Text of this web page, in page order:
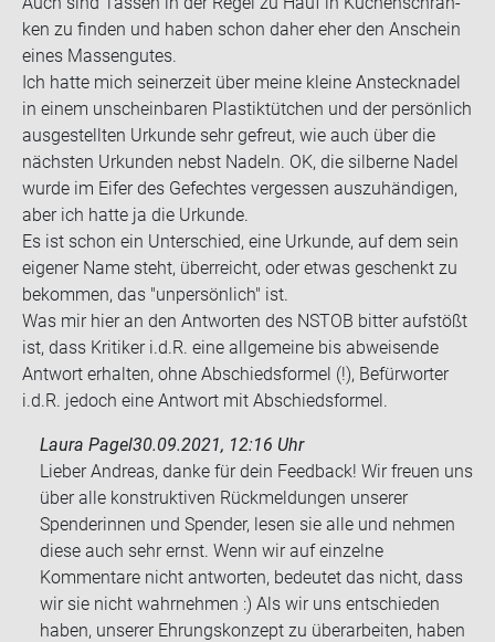
ken zu fin­den und haben schon daher eher den An­schein
eines Mas­sen­gu­tes.
Ich hatte mich sei­ner­zeit über meine klei­ne An­steck­na­del
in einem un­schein­ba­ren Plas­tik­tüt­chen und der per­sön­lich
aus­ge­stell­ten Ur­kun­de sehr ge­freut, wie auch über die
nächs­ten Ur­kun­den nebst Na­deln. OK, die sil­ber­ne Nadel
wurde im Eifer des Ge­fech­tes ver­ges­sen aus­zu­hän­di­gen,
aber ich hatte ja die Ur­kun­de.
Es ist schon ein Un­ter­schied, eine Ur­kun­de, auf dem sein
ei­ge­ner Name steht, über­reicht, oder etwas ge­schenkt zu
be­kom­men, das "un­per­sön­lich" ist.
Was mir hier an den Ant­wor­ten des NSTOB bit­ter auf­stößt
ist, dass Kri­ti­ker i.d.R. eine all­ge­mei­ne bis ab­wei­sen­de
Ant­wort er­hal­ten, ohne Ab­schieds­for­mel (!), Be­für­wor­ter
i.d.R. je­doch eine Ant­wort mit Ab­schieds­for­mel.
Laura Pagel30.09.2021, 12:16 Uhr
Lieber Andreas, danke für dein Feedback! Wir freuen uns
über alle konstruktiven Rückmeldungen unserer
Spenderinnen und Spender, lesen sie alle und nehmen
diese auch sehr ernst. Wenn wir auf einzelne
Kommentare nicht antworten, bedeutet das nicht, dass
wir sie nicht wahrnehmen :) Als wir uns entschieden
haben, unserer Ehrungskonzept zu überarbeiten, haben